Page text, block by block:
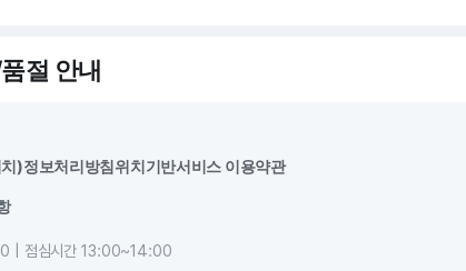
절 안내
)정보처리방침위치기반서비스 이용약관
| 점심시간 13:00~14:00